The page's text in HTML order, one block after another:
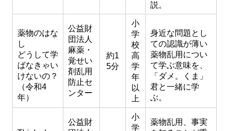
説。
薬物のはな
し
どうして学
ばなきゃい
けないの？
（令和4
年）
公益財
団法人
麻薬・
覚せい
剤乱用
防止セ
ンター
約1
5分
小
学
校
高
学
年
以
上
身近な問題とし
ての認識が薄い
薬物乱用につい
て学ぶ意味を、
「ダメ。くま」
君と一緒に学
ぶ。
公益財
小
学
薬物乱用、事実